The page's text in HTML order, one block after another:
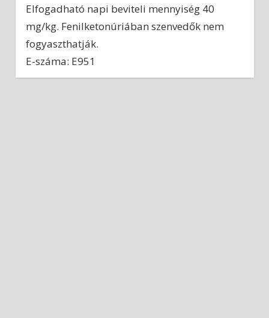
Elfogadható napi beviteli mennyiség 40
mg/kg. Fenilketonúriában szenvedők nem
fogyaszthatják.
E-száma: E951